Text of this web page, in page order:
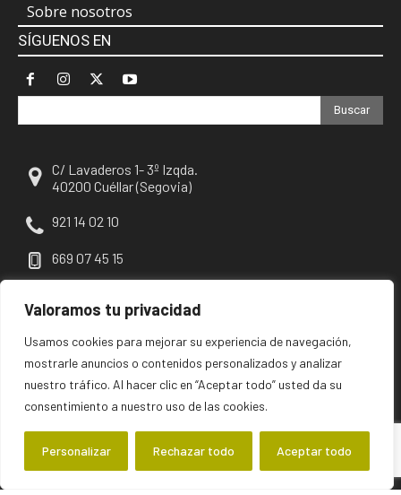
Valoramos tu privacidad
Usamos cookies para mejorar su experiencia de navegación,
mostrarle anuncios o contenidos personalizados y analizar
nuestro tráfico. Al hacer clic en “Aceptar todo” usted da su
consentimiento a nuestro uso de las cookies.
Personalizar Rechazar todo Aceptar todo
Sobre nosotros
SÍGUENOS EN
Buscar
C/ Lavaderos 1- 3º Izqda.
40200 Cuéllar (Segovia)
921 14 02 10
669 07 45 15